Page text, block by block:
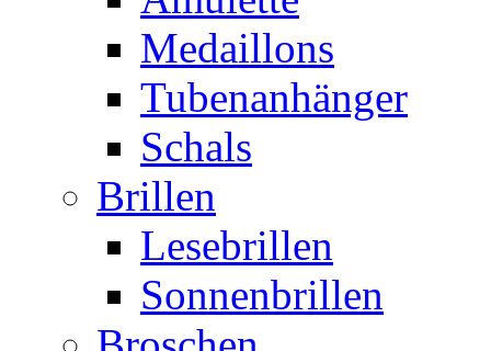
Medaillons
Tubenanhänger
Schals
Brillen
Lesebrillen
Sonnenbrillen